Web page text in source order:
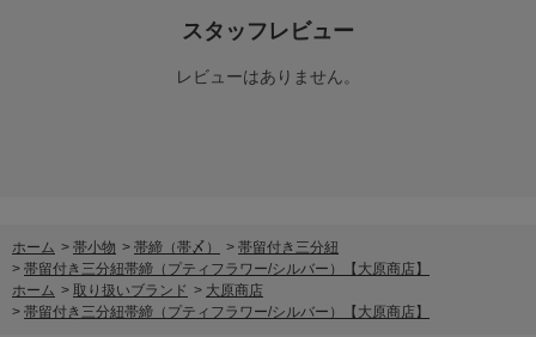
スタッフレビュー
レビューはありません。
ホーム > 帯小物 > 帯締（帯〆） > 帯留付き三分紐
> 帯留付き三分紐帯締（プティフラワー/シルバー）【大原商店】
ホーム > 取り扱いブランド > 大原商店
> 帯留付き三分紐帯締（プティフラワー/シルバー）【大原商店】